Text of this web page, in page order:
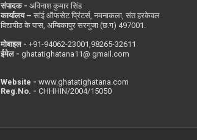
संपादक -अविनाश कुमार सिंह
कार्यालय –सांई ऑफसेट प्रिंटर्स, नमनाकला, संत हरकेवल
विद्यापीठ के पास, अम्बिकापुर सरगुजा (छ.ग) 497001.
मोबाइल - ‪+91-94062-23001‬,98265-32611
ईमेल -ghatatighatana11@ gmail.com
Website -www.ghatatighatana.com
Reg.No. -CHHHIN/2004/15050